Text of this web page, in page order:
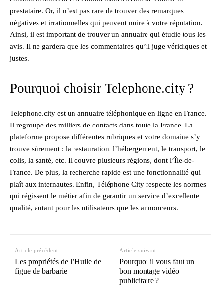
prestataire. Or, il n’est pas rare de trouver des remarques
négatives et irrationnelles qui peuvent nuire à votre réputation.
Ainsi, il est important de trouver un annuaire qui étudie tous les
avis. Il ne gardera que les commentaires qu’il juge véridiques et
justes.
Pourquoi choisir Telephone.city ?
Telephone.city est un annuaire téléphonique en ligne en France.
Il regroupe des milliers de contacts dans toute la France. La
plateforme propose différentes rubriques et votre domaine s’y
trouve sûrement : la restauration, l’hébergement, le transport, le
colis, la santé, etc. Il couvre plusieurs régions, dont l’Île-de-
France. De plus, la recherche rapide est une fonctionnalité qui
plaît aux internautes. Enfin, Téléphone City respecte les normes
qui régissent le métier afin de garantir un service d’excellente
qualité, autant pour les utilisateurs que les annonceurs.
Article précédent
Les propriétés de l’Huile de
figue de barbarie
Article suivant
Pourquoi il vous faut un
bon montage vidéo
publicitaire ?